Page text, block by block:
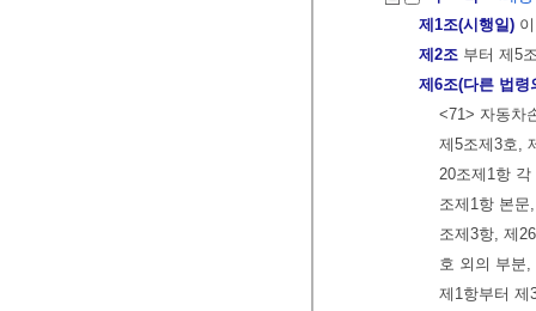
제1조(시행일)
제2조 부터 제5
제6조(다른 법령
<71> 자동차
제5조제3호,
20조제1항
조제1항 본
조제3항, 제
호 외의 부분
제1항부터 제